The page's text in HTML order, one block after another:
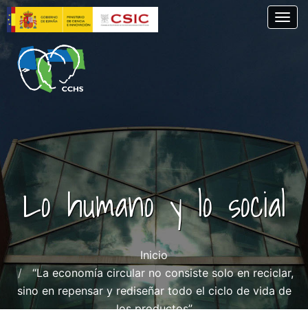
Skip
to
main
content
Lo humano y lo social
Inicio
“La economía circular no consiste solo en reciclar,
sino en repensar y rediseñar todo el ciclo de vida de
los productos”